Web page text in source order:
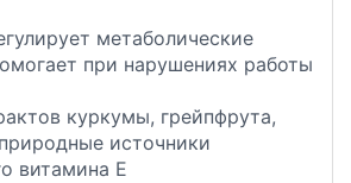
метаболические
при нарушениях работы
куркумы, грейпфрута,
источники
витамина E